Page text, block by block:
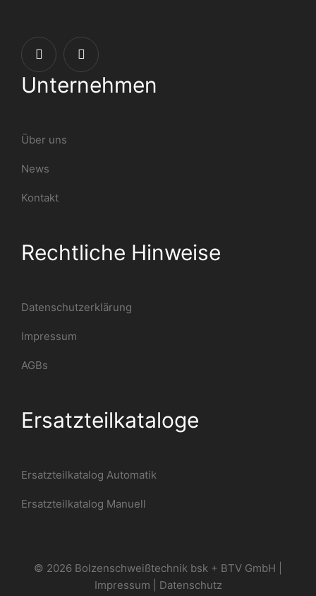
Unternehmen
Über uns
News
Kontakt
Rechtliche Hinweise
Datenschutzerklärung
Impressum
AGBs
Ersatzteilkataloge
Ersatzteilkatalog Automatik
Ersatzteilkatalog Manuell
© 2026 Bolzenschweißtechnik bsk + BTV GmbH |
Impressum
Datenschutz